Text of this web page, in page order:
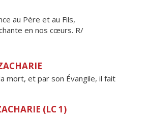
au Père et au Fils,
en nos cœurs. R/
mort, et par son Évangile, il fait
(LC 1)